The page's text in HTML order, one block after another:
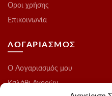
Οροι χρήσης
Επικοινωνία
ΛΟΓΑΡΙΑΣΜΟΣ
O Λογαριασμός μου
Καλάθι Αγορών